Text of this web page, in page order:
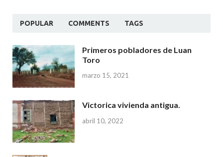
POPULAR COMMENTS TAGS
Primeros pobladores de Luan
Toro
marzo 15, 2021
Victorica vivienda antigua.
abril 10, 2022